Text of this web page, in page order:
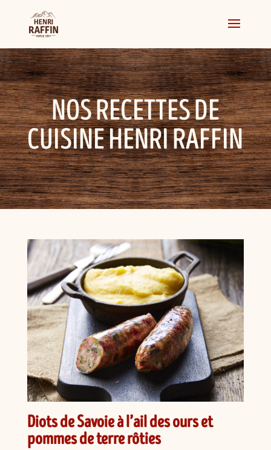
NOS RECETTES DE
CUISINE HENRI RAFFIN
Diots de Savoie à l’ail des ours et
pommes de terre rôties